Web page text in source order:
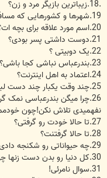
19.شهرها و کشورهایی که مسافرت رفتی کدوما بود و خاطره بگو!
20.اسم مورد علاقه برای بچه ات؟
21.دوست داشتی پسر بودی؟
22.یک دوبیتی ؟
23.بندرعباس نباشی کجا باشی؟چرا ؟
24.اعتماد به اهل اینترنت؟
25.چند وقت یکبار چند دست لباس میخری؟
26.چرا میگن بندرعباسی نمک
نفهمیدی تلاش نکن!چون
27.تا حالا خودت رو گرفتی؟
28.تا حالا گرفتنت؟
29.چه حیواناتی رو شکنجه دادی؟
30.کل دنیا رو بدن دست زنها چی ازش باقی میذارن؟
31.سوال نامرئی!